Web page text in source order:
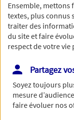
concernant.
Ensemble, mettons
textes, plus connus
traiter des
du site et faire
respect de votre vie
Partagez
Soyez toujours
mesure
faire évoluer nos